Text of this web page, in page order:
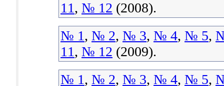
11, № 12 (2008).
№ 1, № 2, № 3, № 4, № 5,
11, № 12 (2009).
№ 1, № 2, № 3, № 4, № 5,